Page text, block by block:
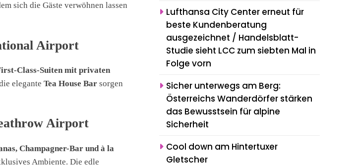
sich die Gäste verwöhnen lassen
Airport
Class-Suiten mit privaten
elegante Tea House Bar sorgen
Airport
Champagner-Bar und à la
Ambiente. Die edle
Lufthansa City Center erneut für
beste Kundenberatung
ausgezeichnet / Handelsblatt-
Studie sieht LCC zum siebten Mal in
Folge vorn
Sicher unterwegs am Berg:
Österreichs Wanderdörfer stärken
das Bewusstsein für alpine
Sicherheit
Cool down am Hintertuxer
Gletscher